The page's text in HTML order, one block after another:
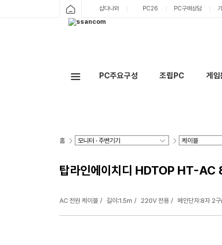
샵다나와 PC26 PC구매상담
PC주요구성 조립PC 게
홈
탑라인에이치디 HDTOP HT-
AC 전원 케이블 길이:1.5m 220V 전용 메인단자:8자 2